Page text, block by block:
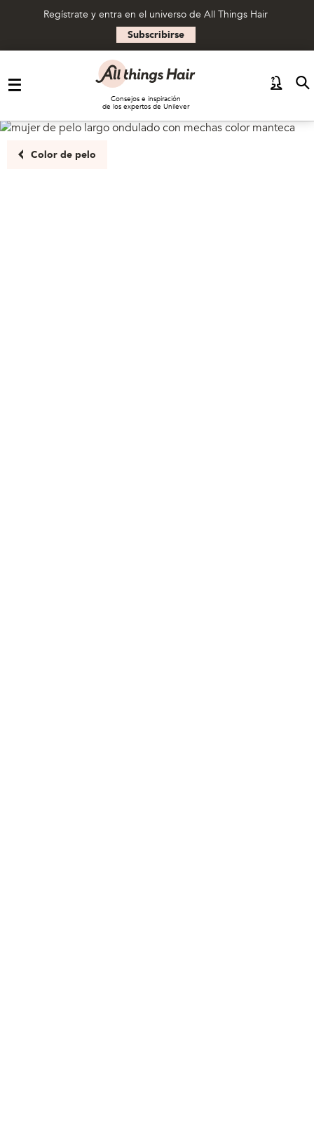
Saltar al contenido
Regístrate y entra en el universo de All Things Hair
Subscribirse
Consejos e inspiración
de los expertos de Unilever
Color de pelo